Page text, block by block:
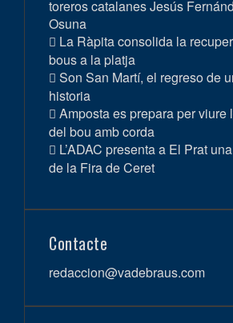
toreros catalanes Jesús
Osuna
La Ràpita consolida la
bous a la platja
Son San Martí, el regreso de
historia
Amposta es prepara per viure
del bou amb corda
L’ADAC presenta a El Prat
de la Fira de Ceret
Contacte
redaccion@vadebraus.com